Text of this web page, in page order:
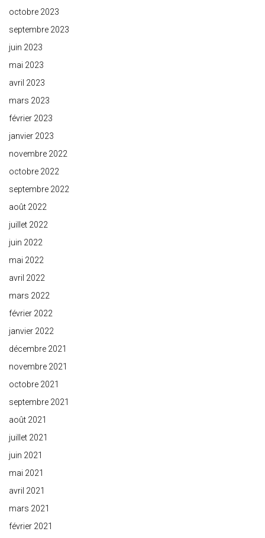
octobre 2023
septembre 2023
juin 2023
mai 2023
avril 2023
mars 2023
février 2023
janvier 2023
novembre 2022
octobre 2022
septembre 2022
août 2022
juillet 2022
juin 2022
mai 2022
avril 2022
mars 2022
février 2022
janvier 2022
décembre 2021
novembre 2021
octobre 2021
septembre 2021
août 2021
juillet 2021
juin 2021
mai 2021
avril 2021
mars 2021
février 2021